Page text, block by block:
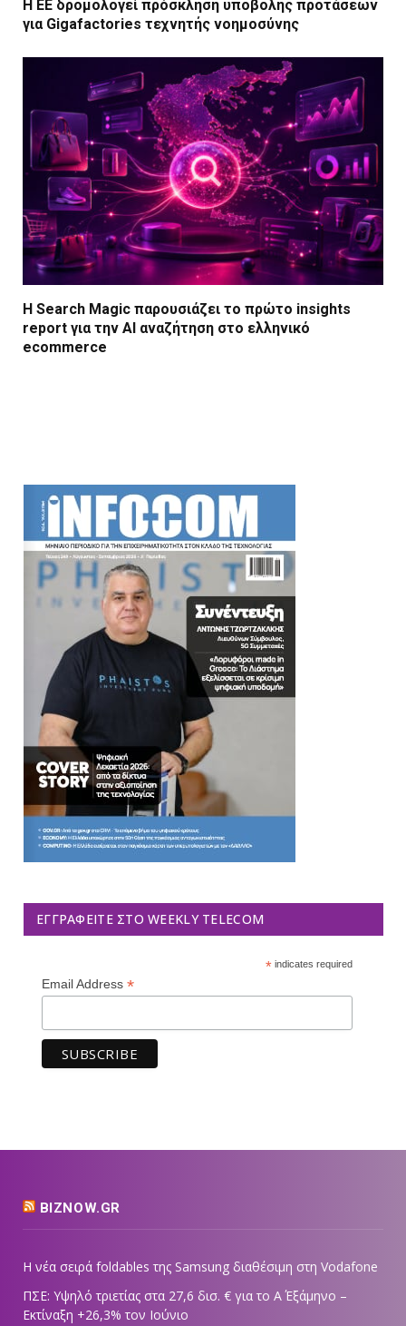
Η ΕΕ δρομολογεί πρόσκληση υποβολής προτάσεων
για Gigafactories τεχνητής νοημοσύνης
Η Search Magic παρουσιάζει το πρώτο insights
report για την AI αναζήτηση στο ελληνικό
ecommerce
ΕΓΓΡΑΦΕΊΤΕ ΣΤΟ WEEKLY TELECOM
*indicates required
Email Address *
BIZNOW.GR
Η νέα σειρά foldables της Samsung διαθέσιμη στη Vodafone
ΠΣΕ: Υψηλό τριετίας στα 27,6 δισ. € για το Α΄ Εξάμηνο –
Εκτίναξη +26,3% τον Ιούνιο